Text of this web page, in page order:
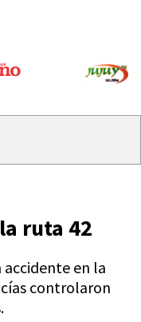
ruta 42
en la
controlaron